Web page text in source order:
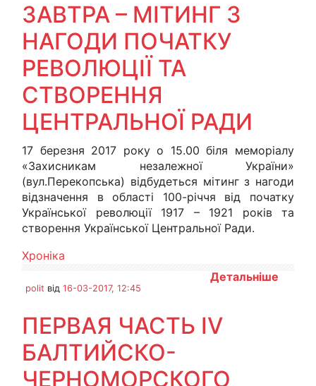
ЗАВТРА – МІТИНГ З
НАГОДИ ПОЧАТКУ
РЕВОЛЮЦІЇ ТА
СТВОРЕННЯ
ЦЕНТРАЛЬНОЇ РАДИ
17 березня 2017 року о 15.00 біля меморіалу
«Захисникам незалежної України»
(вул.Перекопська) відбудеться мітинг з нагоди
відзначення в області 100-річчя від початку
Української революції 1917 – 1921 років та
створення Української Центральної Ради.
Хроніка
Детальніше
polit від 16-03-2017, 12:45
ПЕРВАЯ ЧАСТЬ IV
БАЛТИЙСКО-
ЧЕРНОМОРСКОГО